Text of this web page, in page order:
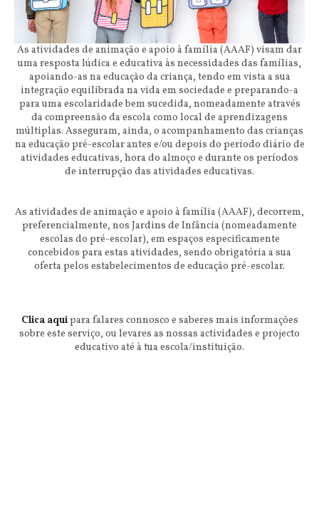
As atividades de animação e apoio à família (AAAF) visam dar
uma resposta lúdica e educativa às necessidades das famílias,
apoiando-as na educação da criança, tendo em vista a sua
integração equilibrada na vida em sociedade e preparando-a
para uma escolaridade bem sucedida, nomeadamente através
da compreensão da escola como local de aprendizagens
múltiplas. Asseguram, ainda, o acompanhamento das crianças
na educação pré-escolar antes e/ou depois do período diário de
atividades educativas, hora do almoço e durante os períodos
de interrupção das atividades educativas.
As atividades de animação e apoio à família (AAAF), decorrem,
preferencialmente, nos Jardins de Infância (nomeadamente
escolas do pré-escolar), em espaços especificamente
concebidos para estas atividades, sendo obrigatória a sua
oferta pelos estabelecimentos de educação pré-escolar.
Clica aquipara falares connosco e saberes mais informações
sobre este serviço, ou levares as nossas actividades e projecto
educativo até à tua escola/instituição.